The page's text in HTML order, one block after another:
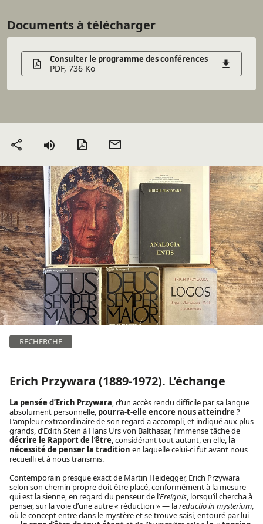
Documents à télécharger
Consulter le programme des conférences
PDF, 736 Ko
Partager Version PDF
RECHERCHE
Erich Przywara (1889-1972). L’échange
La pensée d’Erich Przywara , d’un accès rendu difficile par sa langue
absolument personnelle, pourra-t-elle encore nous atteindre ?
L’ampleur extraordinaire de son regard a accompli, et indiqué aux plus
grands, d’Edith Stein à Hans Urs von Balthasar, l’immense tâche de
décrire le Rapport de l’être , considérant tout autant, en elle, la
nécessité de penser la tradition en laquelle celui-ci fut avant nous
recueilli et à nous transmis.
Contemporain presque exact de Martin Heidegger, Erich Przywara
selon son chemin propre doit être placé, conformément à la mesure
qui est la sienne, en regard du penseur de l’Ereignis , lorsqu’il chercha à
penser, sur la voie d’une autre « réduction » — lareductio in mysterium
où le concept entre dans le mystère et se trouve saisi, entouré par lui